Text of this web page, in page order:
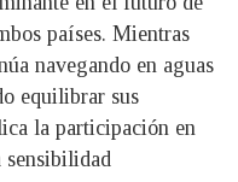
países. Mientras
navegando en aguas
equilibrar sus
la participación en
sensibilidad